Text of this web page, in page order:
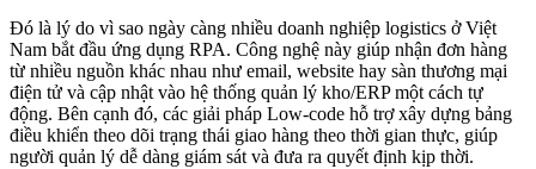
Đó là lý do vì sao ngày càng nhiều doanh nghiệp logistics ở Việt
Nam bắt đầu ứng dụng RPA. Công nghệ này giúp nhận đơn hàng
từ nhiều nguồn khác nhau như email, website hay sàn thương mại
điện tử và cập nhật vào hệ thống quản lý kho/ERP một cách tự
động. Bên cạnh đó, các giải pháp Low-code hỗ trợ xây dựng bảng
điều khiển theo dõi trạng thái giao hàng theo thời gian thực, giúp
người quản lý dễ dàng giám sát và đưa ra quyết định kịp thời.